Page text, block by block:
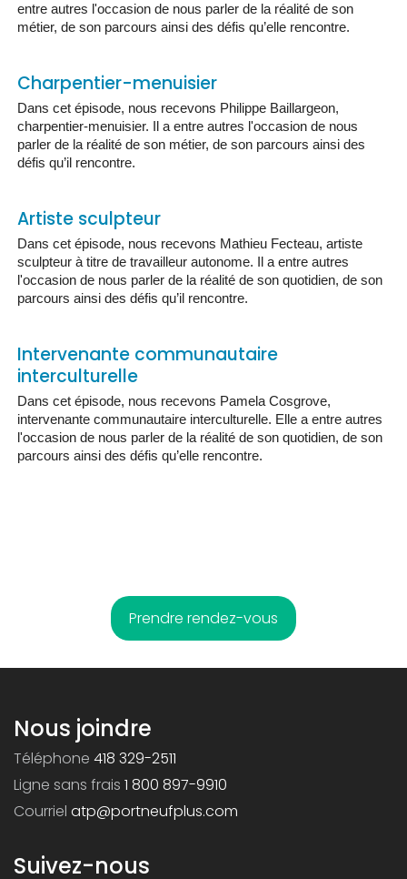
entre autres l'occasion de nous parler de la réalité de son
métier, de son parcours ainsi des défis qu’elle rencontre.
Charpentier-menuisier
Dans cet épisode, nous recevons Philippe Baillargeon,
charpentier-menuisier. Il a entre autres l'occasion de nous
parler de la réalité de son métier, de son parcours ainsi des
défis qu’il rencontre.
Artiste sculpteur
Dans cet épisode, nous recevons Mathieu Fecteau, artiste
sculpteur à titre de travailleur autonome. Il a entre autres
l'occasion de nous parler de la réalité de son quotidien, de son
parcours ainsi des défis qu’il rencontre.
Intervenante communautaire
interculturelle
Dans cet épisode, nous recevons Pamela Cosgrove,
intervenante communautaire interculturelle. Elle a entre autres
l'occasion de nous parler de la réalité de son quotidien, de son
parcours ainsi des défis qu’elle rencontre.
Prendre rendez-vous
Nous joindre
Téléphone 418 329-2511
Ligne sans frais 1 800 897-9910
Courriel atp@portneufplus.com
Suivez-nous